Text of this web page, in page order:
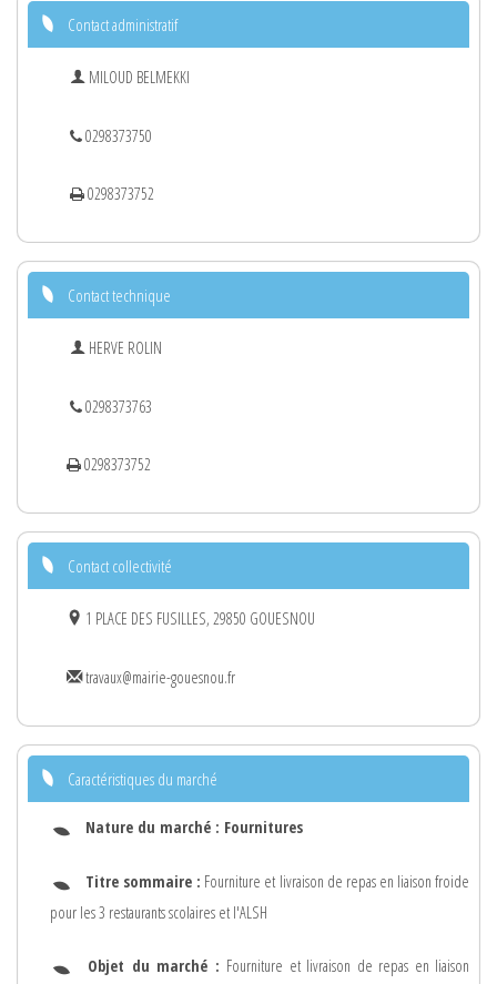
Contact administratif
MILOUD BELMEKKI
0298373750
0298373752
Contact technique
HERVE ROLIN
0298373763
0298373752
Contact collectivité
1 PLACE DES FUSILLES, 29850 GOUESNOU
travaux@mairie-gouesnou.fr
Caractéristiques du marché
Nature du marché : Fournitures
Titre sommaire : Fourniture et livraison de repas en liaison froide
pour les 3 restaurants scolaires et l'ALSH
Objet du marché : Fourniture et livraison de repas en liaison